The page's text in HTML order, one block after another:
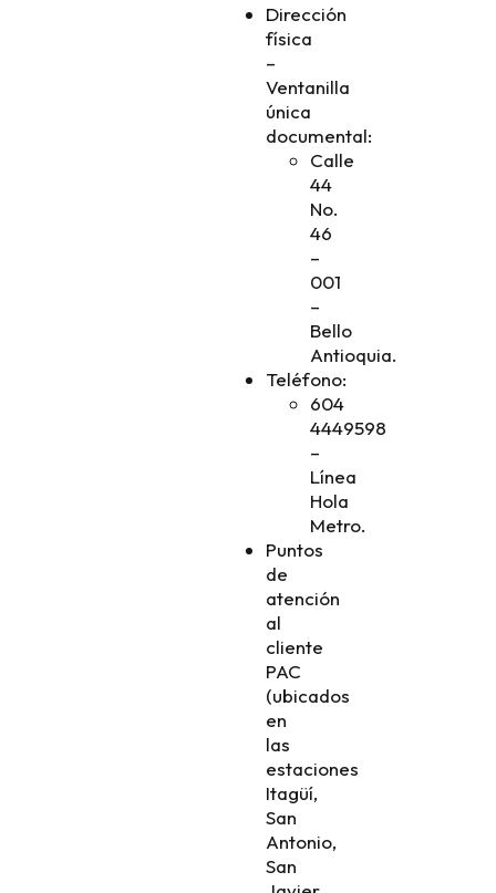
Dirección
física
–
Ventanilla
única
documental:
Calle
44
No.
46
–
001
–
Bello
Antioquia.
Teléfono:
604
4449598
–
Línea
Hola
Metro.
Puntos
de
atención
al
cliente
PAC
(ubicados
en
las
estaciones
Itagüí,
San
Antonio,
San